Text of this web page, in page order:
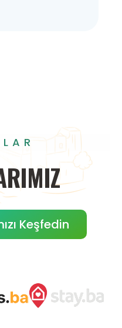
Keşfedin